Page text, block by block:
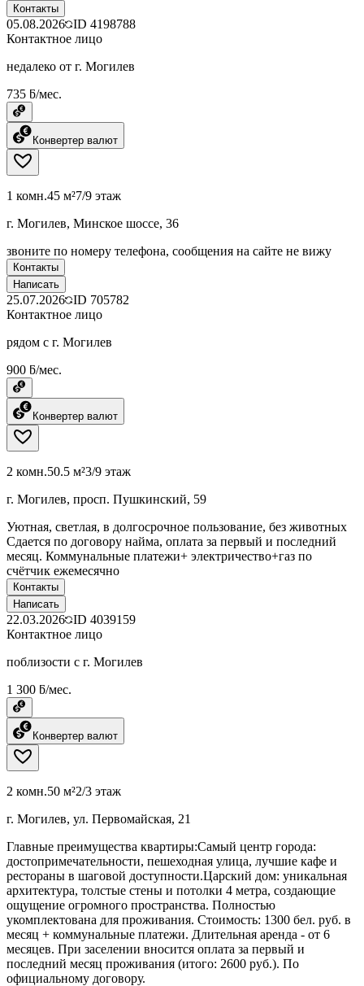
Контакты
05.08.2026 ID 4198788
Контактное лицо
недалеко от г. Могилев
735 ƃ/мес.
Конвертер валют
1 комн.45 м²7/9 этаж
г. Могилев, Минское шоссе, 36
звоните по номеру телефона, сообщения на сайте не вижу
Контакты
Написать
25.07.2026 ID 705782
Контактное лицо
рядом с г. Могилев
900 ƃ/мес.
Конвертер валют
2 комн.50.5 м²3/9 этаж
г. Могилев, просп. Пушкинский, 59
Уютная, светлая, в долгосрочное пользование, без животных
Сдается по договору найма, оплата за первый и последний
месяц. Коммунальные платежи+ электричество+газ по
счётчик ежемесячно
Контакты
Написать
22.03.2026 ID 4039159
Контактное лицо
поблизости с г. Могилев
1 300 ƃ/мес.
Конвертер валют
2 комн.50 м²2/3 этаж
г. Могилев, ул. Первомайская, 21
Главные преимущества квартиры:Самый центр города:
достопримечательности, пешеходная улица, лучшие кафе и
рестораны в шаговой доступности.Царский дом: уникальная
архитектура, толстые стены и потолки 4 метра, создающие
ощущение огромного пространства. Полностью
укомплектована для проживания. Стоимость: 1300 бел. руб. в
месяц + коммунальные платежи. Длительная аренда - от 6
месяцев. При заселении вносится оплата за первый и
последний месяц проживания (итого: 2600 руб.). По
официальному договору.